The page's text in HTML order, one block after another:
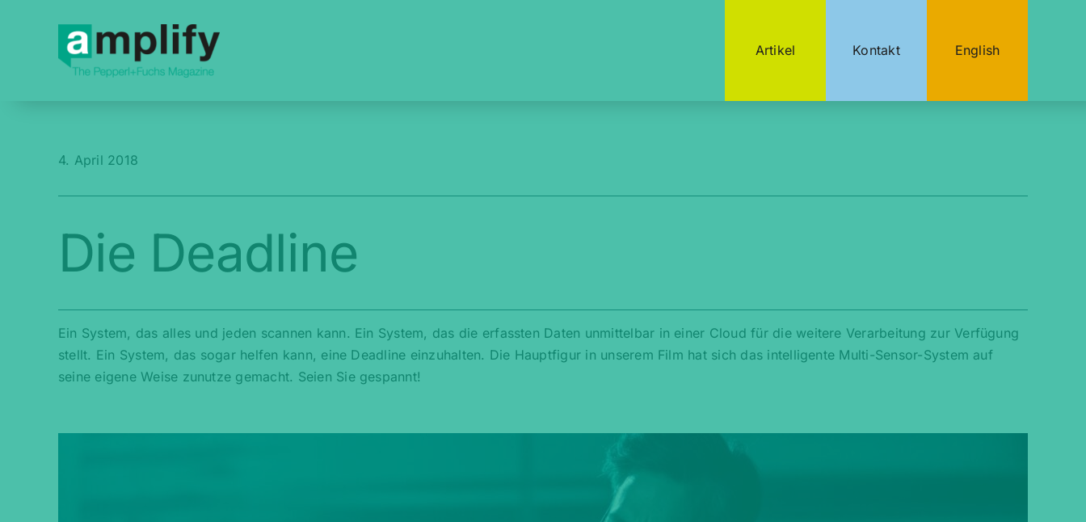
Artikel Kontakt English
4. April 2018
Die Deadline
Ein System, das alles und jeden scannen kann. Ein System, das die erfassten Daten unmittelbar in einer Cloud für die weitere Verarbeitung zur Verfügung
stellt. Ein System, das sogar helfen kann, eine Deadline einzuhalten. Die Hauptfigur in unserem Film hat sich das intelligente Multi-Sensor-System auf
seine eigene Weise zunutze gemacht. Seien Sie gespannt!